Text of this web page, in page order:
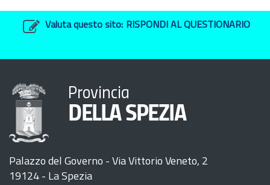
Valuta questo sito: RISPONDI AL QUESTIONARIO
Provincia
DELLA SPEZIA
Palazzo del Governo - Via Vittorio Veneto, 2
19124 - La Spezia